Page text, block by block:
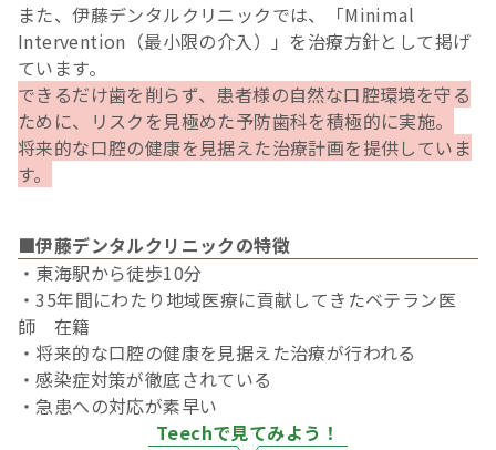
また、伊藤デンタルクリニックでは、「Minimal
Intervention（最小限の介入）」を治療方針として掲げ
ています。
できるだけ歯を削らず、患者様の自然な口腔環境を守る
ために、リスクを見極めた予防歯科を積極的に実施。
将来的な口腔の健康を見据えた治療計画を提供していま
す。
■伊藤デンタルクリニックの特徴
・東海駅から徒歩10分
・35年間にわたり地域医療に貢献してきたベテラン医
師 在籍
・将来的な口腔の健康を見据えた治療が行われる
・感染症対策が徹底されている
・急患への対応が素早い
Teechで見てみよう！